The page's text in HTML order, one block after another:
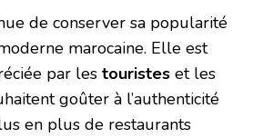
de conserver sa popularité
marocaine. Elle est
par les touristes et les
goûter à l’authenticité
en plus de restaurants